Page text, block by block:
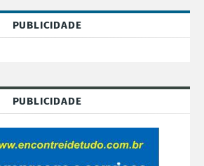
PUBLICIDADE
PUBLICIDADE